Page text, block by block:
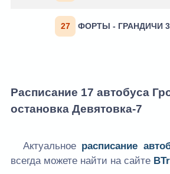
27 ФОРТЫ - ГРАНДИЧИ 3
Расписание 17 автобуса
остановка Девятовка-7
Актуальное расписание
всегда можете найти на сайте